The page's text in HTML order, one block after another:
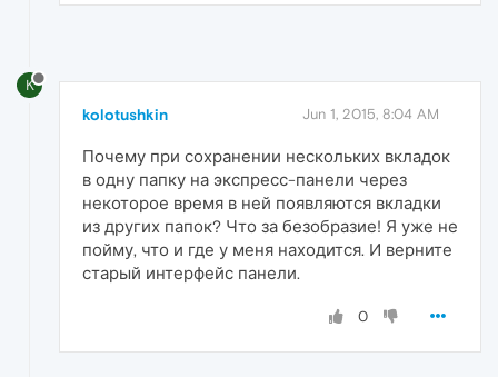
K
kolotushkin Jun 1, 2015, 8:04 AM
Почему при сохранении нескольких вкладок
в одну папку на экспресс-панели через
некоторое время в ней появляются вкладки
из других папок? Что за безобразие! Я уже не
пойму, что и где у меня находится. И верните
старый интерфейс панели.
0